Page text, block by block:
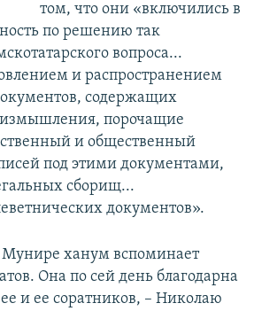
том, что они «включились в
по решению так
вопроса...
и распространением
содержащих
порочащие
и общественный
под этими документами,
сборищ...
документов».
ханум вспоминает
Она по сей день благодарна
и ее соратников, – Николаю